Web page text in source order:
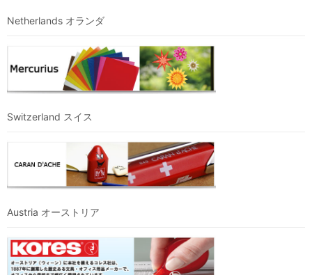
Netherlands オランダ
Switzerland スイス
Austria オーストリア